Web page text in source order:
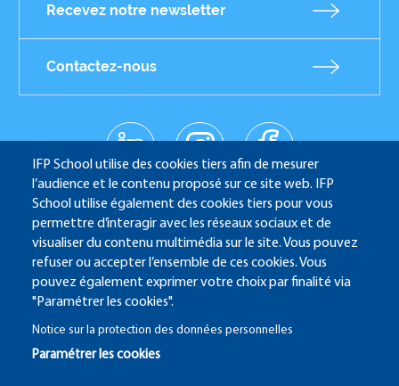
IFP School utilise des cookies tiers afin de mesurer
l’audience et le contenu proposé sur ce site web. IFP
School utilise également des cookies tiers pour vous
permettre d’interagir avec les réseaux sociaux et de
visualiser du contenu multimédia sur le site. Vous pouvez
refuser ou accepter l’ensemble de ces cookies. Vous
pouvez également exprimer votre choix par finalité via
"Paramétrer les cookies".
Notice sur la protection des données personnelles
Paramétrer les cookies
Recevez notre newsletter
Contactez-nous
Réseaux
sociaux
linkedin
instagr
facebo
youtub
e
IFP School - 232 Avenue Napoléon Bonaparte - 92852
Rueil-Malmaison